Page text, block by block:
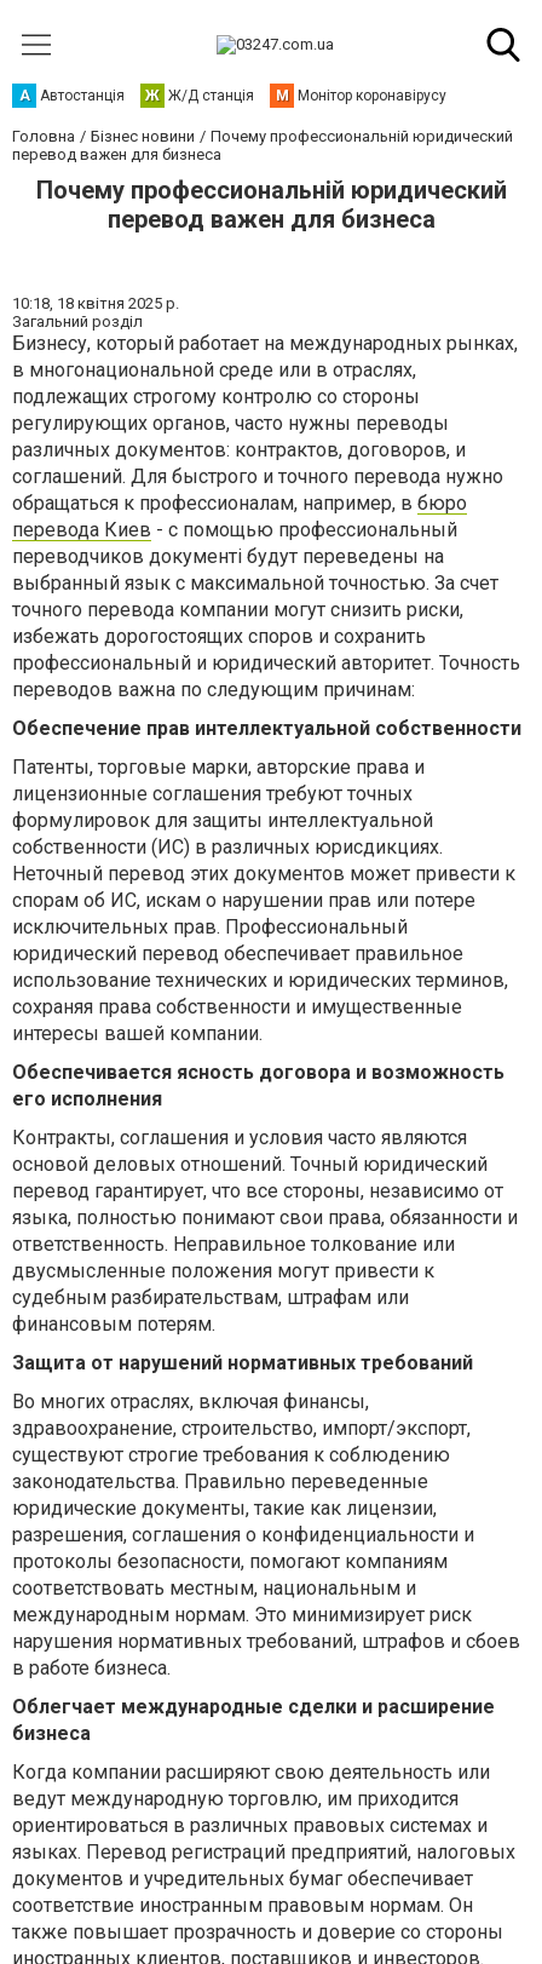
А Автостанція Ж Ж/Д станція М Монітор коронавірусу
Головна Бізнес новини
Почему профессиональній юридический
перевод важен для бизнеса
Почему профессиональній юридический
перевод важен для бизнеса
10:18, 18 квітня 2025 р.
Загальний розділ
Бизнесу, который работает на международных рынках,
в многонациональной среде или в отраслях,
подлежащих строгому контролю со стороны
регулирующих органов, часто нужны переводы
различных документов: контрактов, договоров, и
соглашений. Для быстрого и точного перевода нужно
обращаться к профессионалам, например, в бюро
перевода Киев - с помощью профессиональный
переводчиков документі будут переведены на
выбранный язык с максимальной точностью. За счет
точного перевода компании могут снизить риски,
избежать дорогостоящих споров и сохранить
профессиональный и юридический авторитет. Точность
переводов важна по следующим причинам:
Обеспечение прав интеллектуальной собственности
Патенты, торговые марки, авторские права и
лицензионные соглашения требуют точных
формулировок для защиты интеллектуальной
собственности (ИС) в различных юрисдикциях.
Неточный перевод этих документов может привести к
спорам об ИС, искам о нарушении прав или потере
исключительных прав. Профессиональный
юридический перевод обеспечивает правильное
использование технических и юридических терминов,
сохраняя права собственности и имущественные
интересы вашей компании.
Обеспечивается ясность договора и возможность
его исполнения
Контракты, соглашения и условия часто являются
основой деловых отношений. Точный юридический
перевод гарантирует, что все стороны, независимо от
языка, полностью понимают свои права, обязанности и
ответственность. Неправильное толкование или
двусмысленные положения могут привести к
судебным разбирательствам, штрафам или
финансовым потерям.
Защита от нарушений нормативных требований
Во многих отраслях, включая финансы,
здравоохранение, строительство, импорт/экспорт,
существуют строгие требования к соблюдению
законодательства. Правильно переведенные
юридические документы, такие как лицензии,
разрешения, соглашения о конфиденциальности и
протоколы безопасности, помогают компаниям
соответствовать местным, национальным и
международным нормам. Это минимизирует риск
нарушения нормативных требований, штрафов и сбоев
в работе бизнеса.
Облегчает международные сделки и расширение
бизнеса
Когда компании расширяют свою деятельность или
ведут международную торговлю, им приходится
ориентироваться в различных правовых системах и
языках. Перевод регистраций предприятий, налоговых
документов и учредительных бумаг обеспечивает
соответствие иностранным правовым нормам. Он
также повышает прозрачность и доверие со стороны
иностранных клиентов, поставщиков и инвесторов.